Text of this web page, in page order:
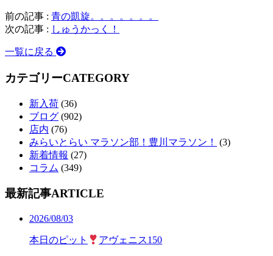
前の記事 : 青の凱旋。。。。。。。
次の記事 : しゅうかっく！
一覧に戻る
カテゴリーCATEGORY
新入荷 (36)
ブログ (902)
店内 (76)
みらいとらい マラソン部！豊川マラソン！
(3)
新着情報 (27)
コラム (349)
最新記事ARTICLE
2026/08/03
本日のピット アヴェニス150